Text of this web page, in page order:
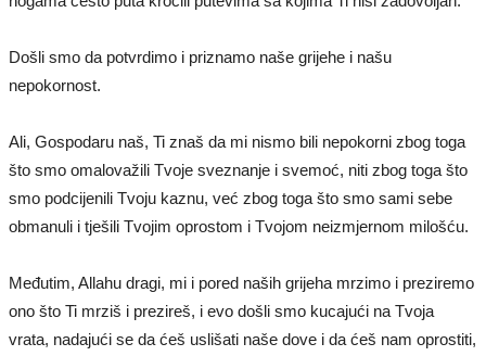
Došli smo da potvrdimo i priznamo naše grijehe i našu
nepokornost.
Ali, Gospodaru naš, Ti znaš da mi nismo bili nepokorni zbog toga
što smo omalovažili Tvoje sveznanje i svemoć, niti zbog toga što
smo podcijenili Tvoju kaznu, već zbog toga što smo sami sebe
obmanuli i tješili Tvojim oprostom i Tvojom neizmjernom milošću.
Međutim, Allahu dragi, mi i pored naših grijeha mrzimo i preziremo
ono što Ti mrziš i prezireš, i evo došli smo kucajući na Tvoja
vrata, nadajući se da ćeš uslišati naše dove i da ćeš nam oprostiti,